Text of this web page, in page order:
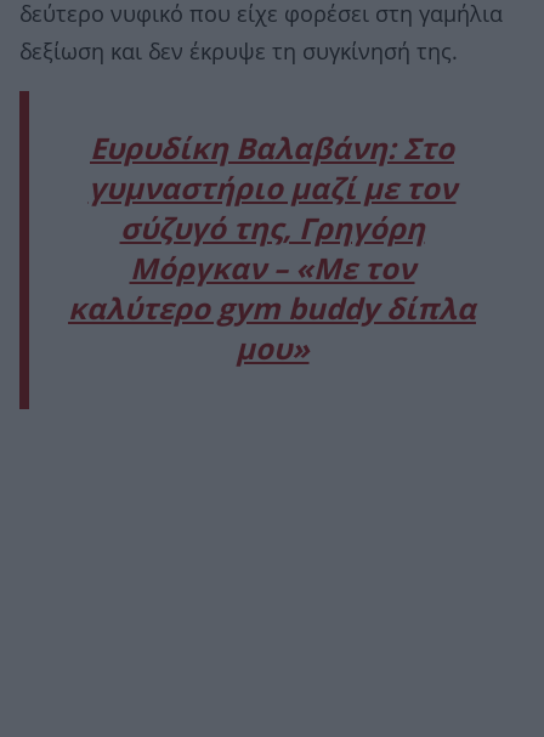
δεύτερο νυφικό που είχε φορέσει στη γαμήλια
δεξίωση και δεν έκρυψε τη συγκίνησή της.
Ευρυδίκη Βαλαβάνη: Στο
γυμναστήριο μαζί με τον
σύζυγό της, Γρηγόρη
Μόργκαν – «Με τον
καλύτερο gym buddy δίπλα
μου»